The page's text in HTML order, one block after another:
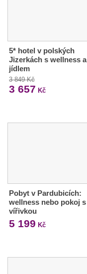
5* hotel v polských
Jizerkách s wellness a
jídlem
3 849 Kč
3 657 Kč
Pobyt v Pardubicích:
wellness nebo pokoj s
vířivkou
5 199 Kč